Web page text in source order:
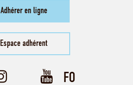
Adhérer en ligne
Espace adhérent